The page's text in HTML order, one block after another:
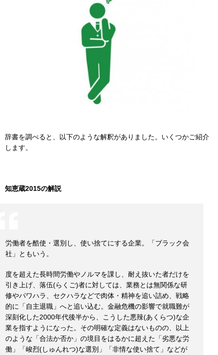
辞書を調べると、以下のような解釈がありました。いくつかご紹介
します。
知恵蔵2015の解説
労働者を酷使・選別し、使い捨てにする企業。「ブラック会
社」ともいう。
度を超えた長時間労働やノルマを課し、耐え抜いた者だけを
引き上げ、落伍(らくご)者に対しては、業務とは無関係な研
修やパワハラ、セクハラなどで肉体・精神を追い詰め、戦略
的に「自主退職」へと追い込む。金融危機の影響で就職難が
深刻化した2000年代後半から、こうした悪辣(あくらつ)な企
業を指すようになった。その明確な定義はないものの、以上
のような「合法か否か」の境目をはるかに超えた「劣悪な労
働」「峻烈(しゅんれつ)な選別」「非情な使い捨て」などが